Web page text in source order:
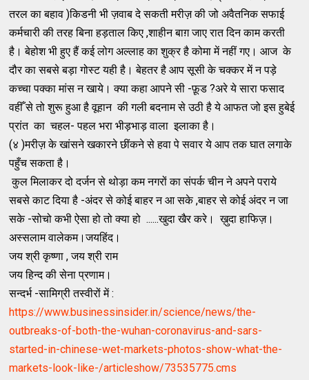
तरल का बहाव )किडनी भी ज़वाब दे सकती मरीज़ की जो अवैतनिक सफाई
कर्मचारी की तरह बिना हड़ताल किए ,शाहीन बाग़ जाए रात दिन काम करती
है। बेहोश भी हुए हैं कई लोग अल्लाह का शुक्र है कोमा में नहीं गए। आज के
दौर का सबसे बड़ा गोस्ट यही है। बेहतर है आप सूसी के चक्कर में न पड़े
कच्चा पक्का मांस न खाये। क्या कहा आपने सी -फ़ूड ?अरे ये सारा फसाद
वहीँ से तो शुरू हुआ है वूहान की गली बदनाम से उठी है ये आफत जो इस हुबेई
प्रांत का चहल- पहल भरा भीड़भाड़ वाला इलाका है।
(४ )मरीज़ के खांसने खकारने छींकने से हवा पे सवार ये आप तक घात लगाके
पहुँच सकता है।
कुल मिलाकर दो दर्जन से थोड़ा कम नगरों का संपर्क चीन ने अपने पराये
सबसे काट दिया है -अंदर से कोई बाहर न आ सके ,बाहर से कोई अंदर न जा
सके -सोचो कभी ऐसा हो तो क्या हो ......खुदा खैर करे। ख़ुदा हाफिज़।
अस्सलाम वालेकम।जयहिंद।
जय श्री कृष्णा , जय श्री राम
जय हिन्द की सेना प्रणाम।
सन्दर्भ -सामिग्री तस्वीरों में :
https://www.businessinsider.in/science/news/the-
outbreaks-of-both-the-wuhan-coronavirus-and-sars-
started-in-chinese-wet-markets-photos-show-what-the-
markets-look-like-/articleshow/73535775.cms